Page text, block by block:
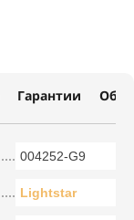
Гарантии
004252-G9
Lightstar